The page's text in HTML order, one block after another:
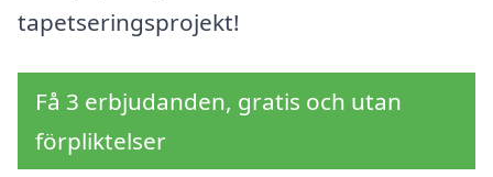
tapetseringsprojekt!
Få 3 erbjudanden, gratis och utan
förpliktelser